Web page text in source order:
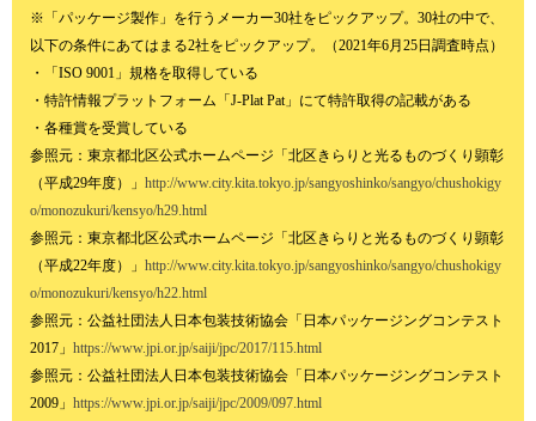
※「パッケージ製作」を行うメーカー30社をピックアップ。30社の中で、
以下の条件にあてはまる2社をピックアップ。（2021年6月25日調査時点）
・「ISO 9001」規格を取得している
・特許情報プラットフォーム「J-Plat Pat」にて特許取得の記載がある
・各種賞を受賞している
参照元：東京都北区公式ホームページ「北区きらりと光るものづくり顕彰
（平成29年度）」 http://www.city.kita.tokyo.jp/sangyoshinko/sangyo/chushokigy
o/monozukuri/kensyo/h29.html
参照元：東京都北区公式ホームページ「北区きらりと光るものづくり顕彰
（平成22年度）」 http://www.city.kita.tokyo.jp/sangyoshinko/sangyo/chushokigy
o/monozukuri/kensyo/h22.html
参照元：公益社団法人日本包装技術協会「日本パッケージングコンテスト
2017」 https://www.jpi.or.jp/saiji/jpc/2017/115.html
参照元：公益社団法人日本包装技術協会「日本パッケージングコンテスト
2009」 https://www.jpi.or.jp/saiji/jpc/2009/097.html